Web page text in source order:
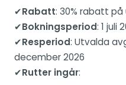
✔Rabatt: 30% rabatt
✔Bokningsperiod: 1 juli
✔Resperiod: Utvalda
december 2026
✔Rutter ingår: